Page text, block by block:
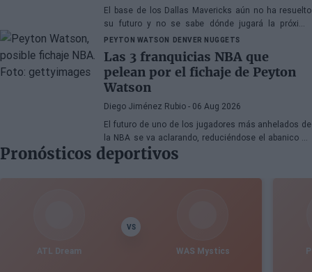
El base de los Dallas Mavericks aún no ha resuelto
su futuro y no se sabe dónde jugará la próxima
temporada
PEYTON WATSON DENVER NUGGETS
Las 3 franquicias NBA que
pelean por el fichaje de Peyton
Watson
Diego Jiménez Rubio - 06 Aug 2026
El futuro de uno de los jugadores más anhelados de
la NBA se va aclarando, reduciéndose el abanico de
franquicias candidatas a tres.
Pronósticos deportivos
ATL Dream
VS
WAS Mystics